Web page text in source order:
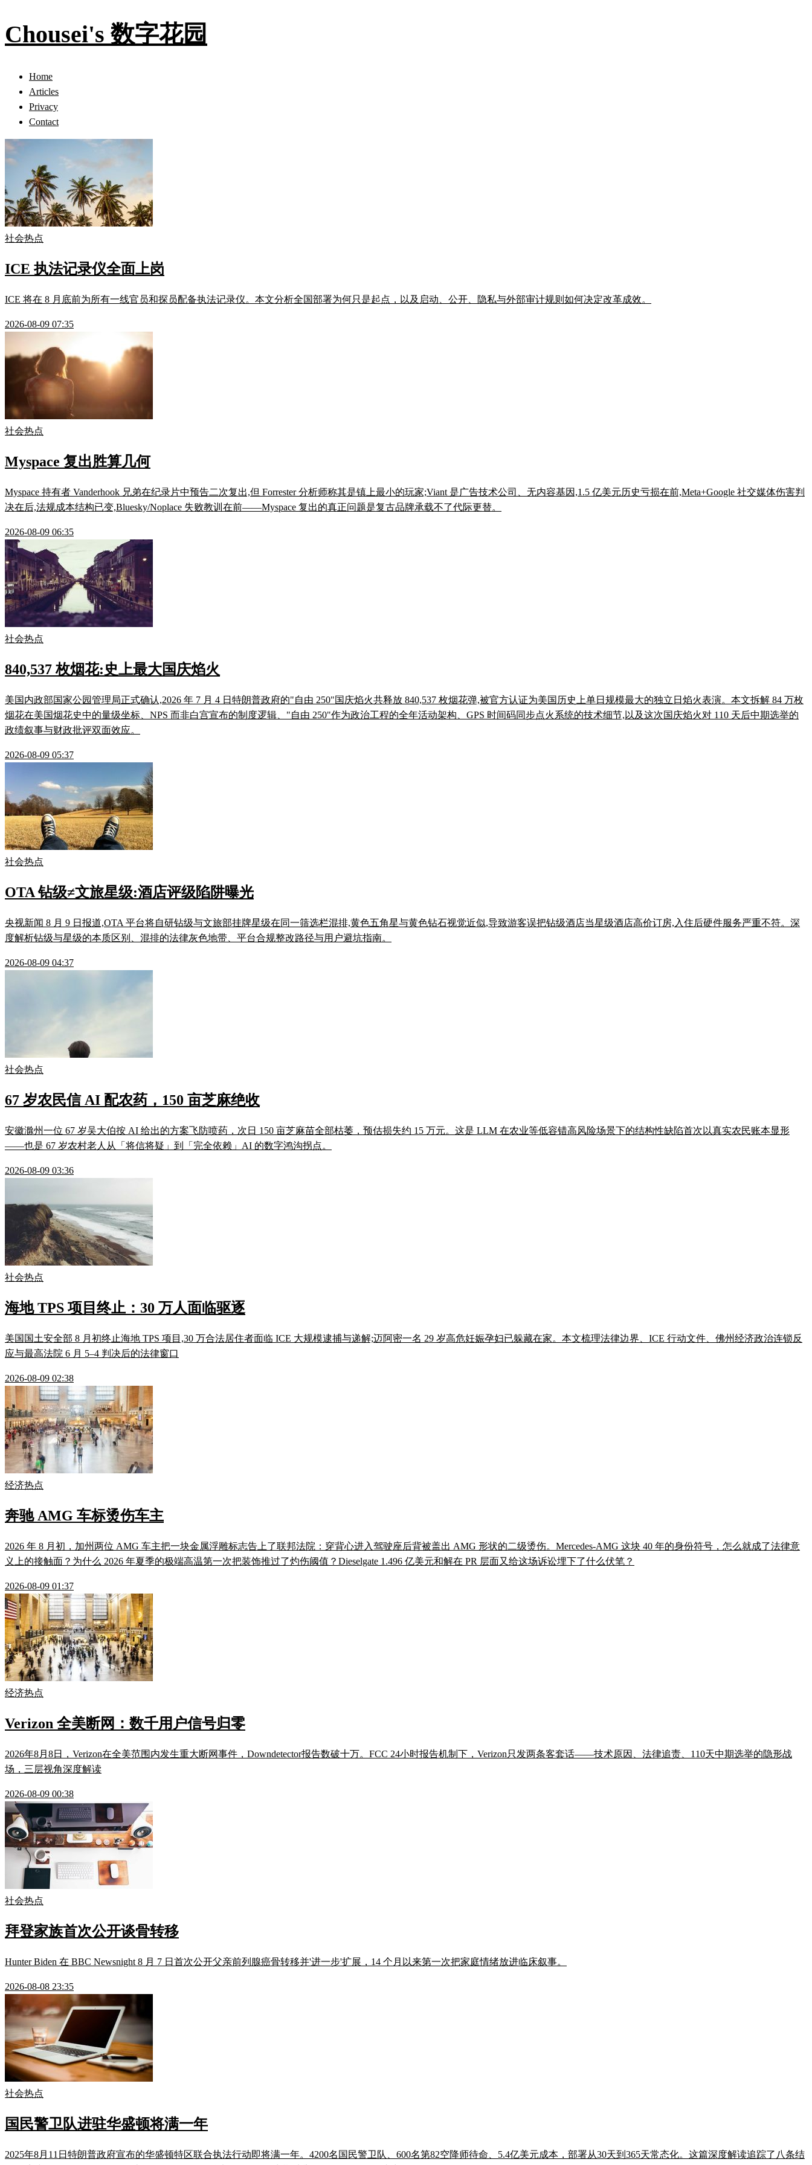
Chousei's 数字花园
Home
Articles
Privacy
Contact
社会热点
ICE 执法记录仪全面上岗
ICE 将在 8 月底前为所有一线官员和探员配备执法记录仪。本文分析全国部署为何只是起点，以及启动、公开、隐私与外部审计规则如何决定改革成效。
2026-08-09 07:35
社会热点
Myspace 复出胜算几何
Myspace 持有者 Vanderhook 兄弟在纪录片中预告二次复出,但 Forrester 分析师称其是镇上最小的玩家;Viant 是广告技术公司、无内容基因,1.5 亿美元历史亏损在前,Meta+Google 社交媒体伤害判
决在后,法规成本结构已变,Bluesky/Noplace 失败教训在前——Myspace 复出的真正问题是复古品牌承载不了代际更替。
2026-08-09 06:35
社会热点
840,537 枚烟花:史上最大国庆焰火
美国内政部国家公园管理局正式确认,2026 年 7 月 4 日特朗普政府的"自由 250"国庆焰火共释放 840,537 枚烟花弹,被官方认证为美国历史上单日规模最大的独立日焰火表演。本文拆解 84 万枚
烟花在美国烟花史中的量级坐标、NPS 而非白宫宣布的制度逻辑、"自由 250"作为政治工程的全年活动架构、GPS 时间码同步点火系统的技术细节,以及这次国庆焰火对 110 天后中期选举的
政绩叙事与财政批评双面效应。
2026-08-09 05:37
社会热点
OTA 钻级≠文旅星级:酒店评级陷阱曝光
央视新闻 8 月 9 日报道,OTA 平台将自研钻级与文旅部挂牌星级在同一筛选栏混排,黄色五角星与黄色钻石视觉近似,导致游客误把钻级酒店当星级酒店高价订房,入住后硬件服务严重不符。深
度解析钻级与星级的本质区别、混排的法律灰色地带、平台合规整改路径与用户避坑指南。
2026-08-09 04:37
社会热点
67 岁农民信 AI 配农药，150 亩芝麻绝收
安徽滁州一位 67 岁吴大伯按 AI 给出的方案飞防喷药，次日 150 亩芝麻苗全部枯萎，预估损失约 15 万元。这是 LLM 在农业等低容错高风险场景下的结构性缺陷首次以真实农民账本显形
——也是 67 岁农村老人从「将信将疑」到「完全依赖」AI 的数字鸿沟拐点。
2026-08-09 03:36
社会热点
海地 TPS 项目终止：30 万人面临驱逐
美国国土安全部 8 月初终止海地 TPS 项目,30 万合法居住者面临 ICE 大规模逮捕与递解;迈阿密一名 29 岁高危妊娠孕妇已躲藏在家。本文梳理法律边界、ICE 行动文件、佛州经济政治连锁反
应与最高法院 6 月 5–4 判决后的法律窗口
2026-08-09 02:38
经济热点
奔驰 AMG 车标烫伤车主
2026 年 8 月初，加州两位 AMG 车主把一块金属浮雕标志告上了联邦法院：穿背心进入驾驶座后背被盖出 AMG 形状的二级烫伤。Mercedes-AMG 这块 40 年的身份符号，怎么就成了法律意
义上的接触面？为什么 2026 年夏季的极端高温第一次把装饰推过了灼伤阈值？Dieselgate 1.496 亿美元和解在 PR 层面又给这场诉讼埋下了什么伏笔？
2026-08-09 01:37
经济热点
Verizon 全美断网：数千用户信号归零
2026年8月8日，Verizon在全美范围内发生重大断网事件，Downdetector报告数破十万。FCC 24小时报告机制下，Verizon只发两条客套话——技术原因、法律追责、110天中期选举的隐形战
场，三层视角深度解读
2026-08-09 00:38
社会热点
拜登家族首次公开谈骨转移
Hunter Biden 在 BBC Newsnight 8 月 7 日首次公开父亲前列腺癌骨转移并'进一步'扩展，14 个月以来第一次把家庭情绪放进临床叙事。
2026-08-08 23:35
社会热点
国民警卫队进驻华盛顿将满一年
2025年8月11日特朗普政府宣布的华盛顿特区联合执法行动即将满一年。4200名国民警卫队、600名第82空降师待命、5.4亿美元成本，部署从30天到365天常态化。这篇深度解读追踪了八条结